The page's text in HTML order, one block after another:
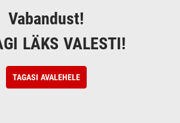
Vabandust!
LÄKS VALESTI!
TAGASI AVALEHELE